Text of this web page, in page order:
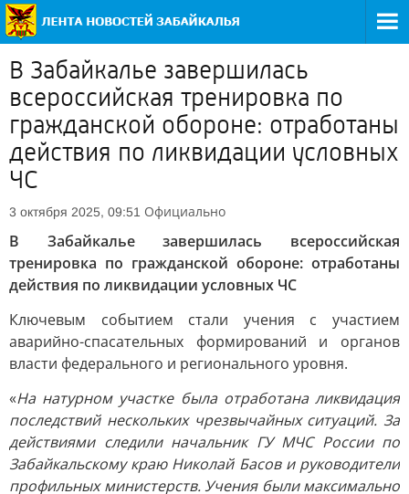
В Забайкалье завершилась
всероссийская тренировка по
гражданской обороне: отработаны
действия по ликвидации условных
ЧС
3 октября 2025, 09:51 Официально
В Забайкалье завершилась всероссийская
тренировка по гражданской обороне: отработаны
действия по ликвидации условных ЧС
Ключевым событием стали учения с участием
аварийно-спасательных формирований и органов
власти федерального и регионального уровня.
«На натурном участке была отработана ликвидация
последствий нескольких чрезвычайных ситуаций. За
действиями следили начальник ГУ МЧС России по
Забайкальскому краю Николай Басов и руководители
профильных министерств. Учения были максимально